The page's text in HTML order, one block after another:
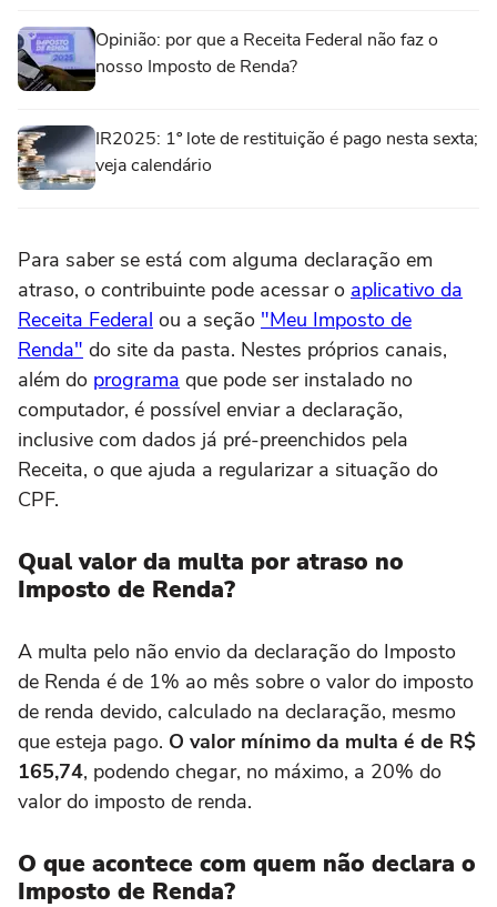
Opinião: por que a Receita Federal não faz o
nosso Imposto de Renda?
IR2025: 1º lote de restituição é pago nesta sexta;
veja calendário
Para saber se está com alguma declaração em
atraso, o contribuinte pode acessar o aplicativo da
Receita Federal ou a seção "Meu Imposto de
Renda" do site da pasta. Nestes próprios canais,
além do programa que pode ser instalado no
computador, é possível enviar a declaração,
inclusive com dados já pré-preenchidos pela
Receita, o que ajuda a regularizar a situação do
CPF.
Qual valor da multa por atraso no
Imposto de Renda?
A multa pelo não envio da declaração do Imposto
de Renda é de 1% ao mês sobre o valor do imposto
de renda devido, calculado na declaração, mesmo
que esteja pago. O valor mínimo da multa é de R$
165,74, podendo chegar, no máximo, a 20% do
valor do imposto de renda.
O que acontece com quem não declara o
Imposto de Renda?